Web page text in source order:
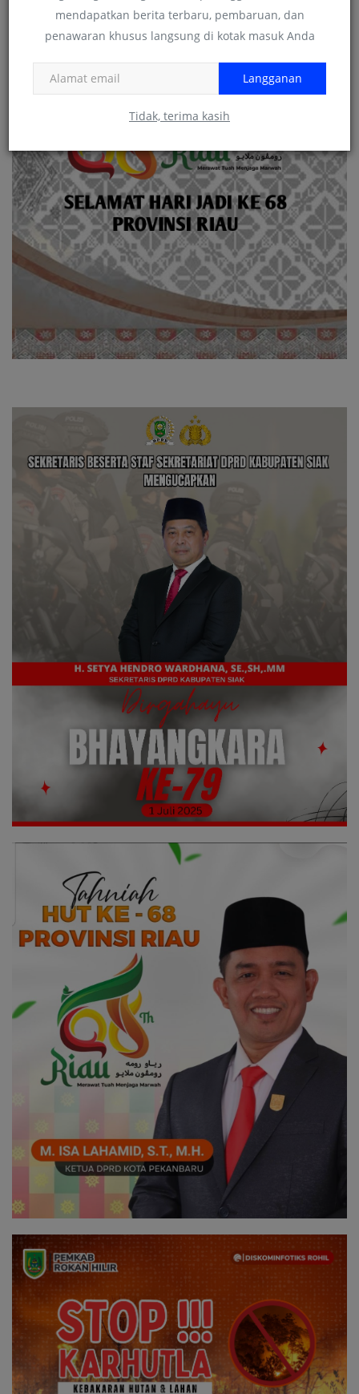
mendapatkan berita terbaru, pembaruan, dan
penawaran khusus langsung di kotak masuk Anda
Langganan
Tidak, terima kasih